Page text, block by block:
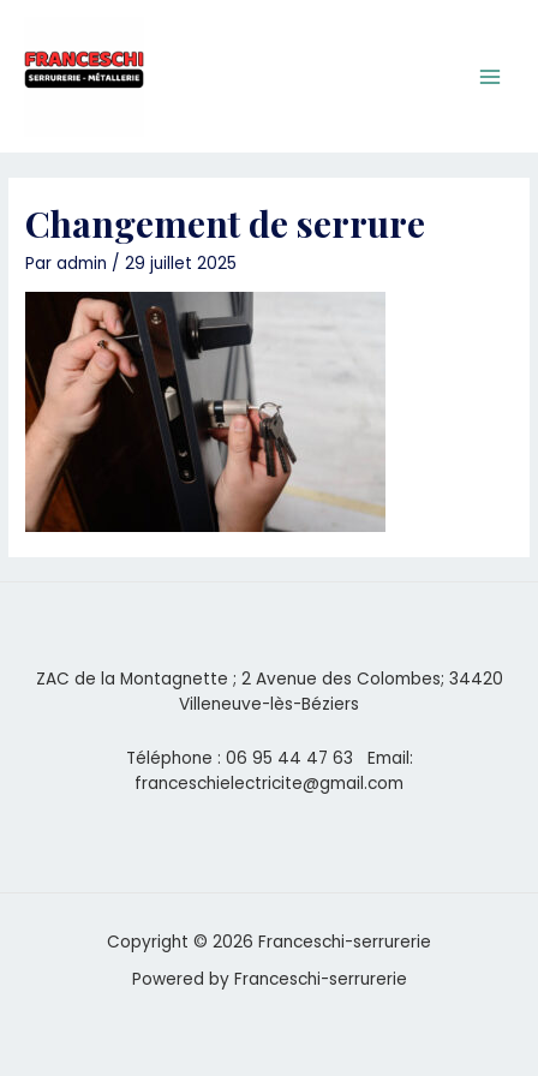
contenu
Changement de serrure
Paradmin /29 juillet 2025
ZAC de la Montagnette ; 2 Avenue des Colombes; 34420
Villeneuve-lès-Béziers
Téléphone : 06 95 44 47 63 Email:
franceschielectricite@gmail.com
Copyright © 2026 Franceschi-serrurerie
Powered by Franceschi-serrurerie